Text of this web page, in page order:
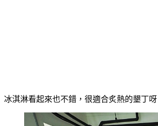
冰淇淋看起來也不錯，很適合炙熱的墾丁呀